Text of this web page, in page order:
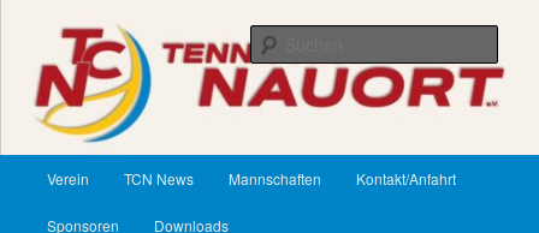
springenTennisClub Nauort
Verein TCN News Mannschaften Kontakt/Anfahrt
Sponsoren Downloads